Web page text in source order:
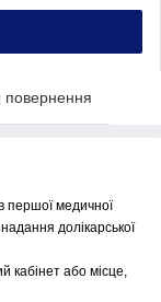
повернення
першої медичної
долікарської
або місце,